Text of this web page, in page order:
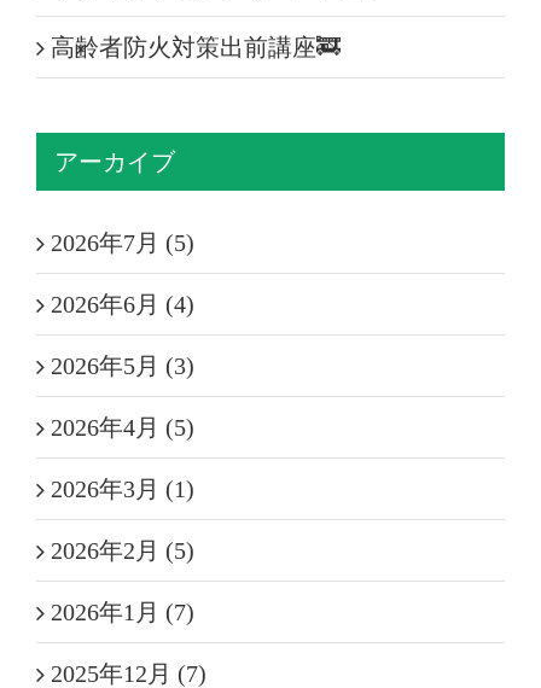
高齢者防火対策出前講座🚒
アーカイブ
2026年7月 (5)
2026年6月 (4)
2026年5月 (3)
2026年4月 (5)
2026年3月 (1)
2026年2月 (5)
2026年1月 (7)
2025年12月 (7)